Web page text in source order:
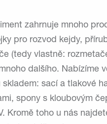
zahrnuje mnoho
pro rozvod kejdy,
(tedy vlastně:
dalšího. Nabízíme
skladem: sací a tlakové
spony s kloubovým
Kromě toho u nás